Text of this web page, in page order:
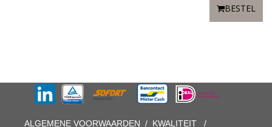
BESTEL
ALGEMENE VOORWAARDEN / KWALITEIT /